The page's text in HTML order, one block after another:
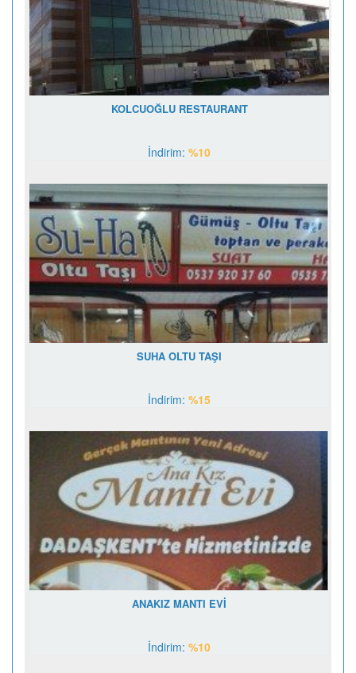
ŞEHZADE
MANGALBAŞI
BUHARA
HASTAHANESİ
KOLCUOĞLU RESTAURANT
İndirim: %10
SUHA OLTU TAŞI
İndirim: %15
ANAKIZ MANTI EVİ
İndirim: %10